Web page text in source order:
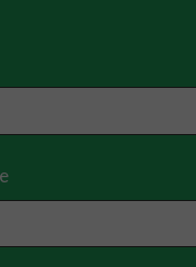
pracę za parę